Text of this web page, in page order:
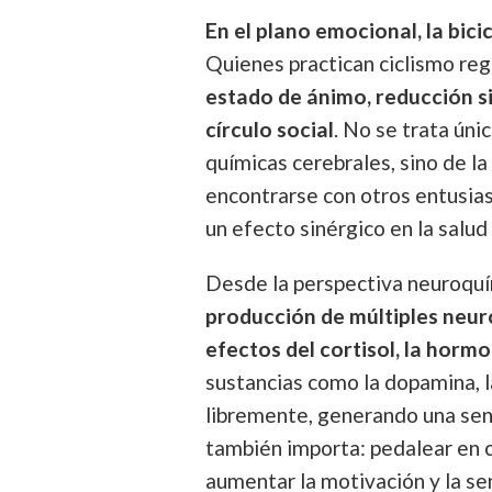
En el plano emocional, la
Quienes practican ciclismo
estado de ánimo, reducción
círculo social. No se trata
químicas cerebrales, sino de
encontrarse con otros
un efecto sinérgico en la
Desde la perspectiva
producción de múltiples
efectos del cortisol, la
sustancias como la
libremente, generando una
también importa: pedalear en
aumentar la motivación y la